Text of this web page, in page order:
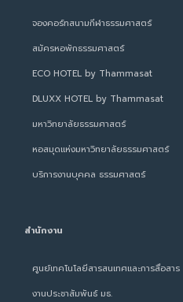
จองคอร์ทสนามกีฬาธรรมศาสตร์
สมัครหอพักธรรมศาสตร์
ECO HOTEL by Thammasat
DLUXX HOTEL by Thammasat
มหาวิทยาลัยธรรมศาสตร์
หอสมุดแห่งมหาวิทยาลัยธรรมศาสตร์
บริการงานบุคคล ธรรมศาสตร์
สำนักงาน
ศูนย์เทคโนโลยีสารสนเทศและการสื่อสาร
งานประชาสัมพันธ์ มธ.